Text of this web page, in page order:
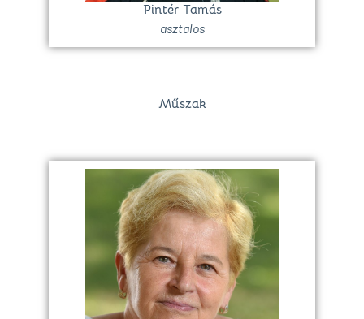
Pintér Tamás
asztalos
Műszak